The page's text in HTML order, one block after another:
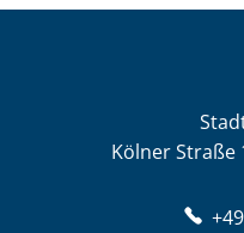
Kölner Straße